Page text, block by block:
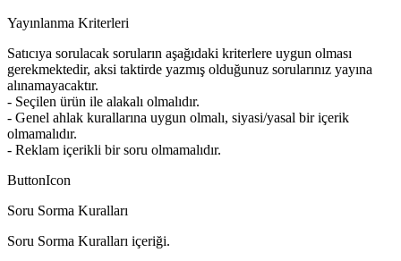
Yayınlanma Kriterleri
Satıcıya sorulacak soruların aşağıdaki kriterlere uygun olması
gerekmektedir, aksi taktirde yazmış olduğunuz sorularınız yayına
alınamayacaktır.
- Seçilen ürün ile alakalı olmalıdır.
- Genel ahlak kurallarına uygun olmalı, siyasi/yasal bir içerik
olmamalıdır.
- Reklam içerikli bir soru olmamalıdır.
ButtonIcon
Soru Sorma Kuralları
Soru Sorma Kuralları içeriği.